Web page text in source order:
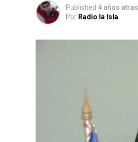
Published 4 años atras
Por Radio la Isla